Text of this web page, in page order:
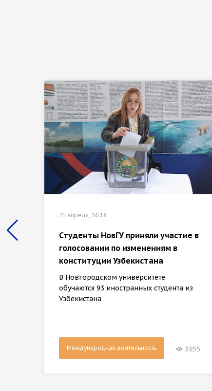
21 апреля, 16:18
Студенты НовГУ приняли участие в
голосовании по изменениям в
конституции Узбекистана
В Новгородском университете
обучаются 93 иностранных студента из
Узбекистана
Международная деятельность 3855